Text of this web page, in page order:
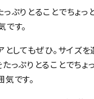
ぷりとることでちょ
す。
してもぜひ。サイズ
っぷりとることでち
です。